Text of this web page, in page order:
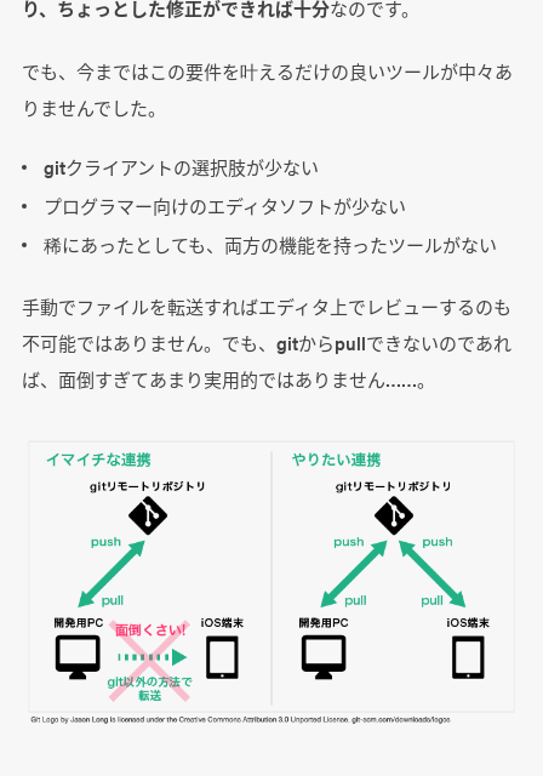
り、ちょっとした修正ができれば十分なのです。
でも、今まではこの要件を叶えるだけの良いツールが中々あ
りませんでした。
gitクライアントの選択肢が少ない
プログラマー向けのエディタソフトが少ない
稀にあったとしても、両方の機能を持ったツールがない
手動でファイルを転送すればエディタ上でレビューするのも
不可能ではありません。でも、gitからpullできないのであれ
ば、面倒すぎてあまり実用的ではありません……。